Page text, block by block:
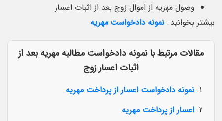
وصول مهریه از اموال زوج بعد از اثبات اعسار
بیشتر بخوانید : نمونه دادخواست مهریه
مقالات مرتبط با نمونه دادخواست مطالبه مهریه بعد از
اثبات اعسار زوج
نمونه دادخواست اعسار از پرداخت مهریه
اعسار از پرداخت مهریه